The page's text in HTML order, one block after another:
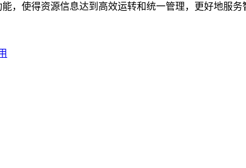
，使得资源信息达到高效运转和统一管理，更好地服